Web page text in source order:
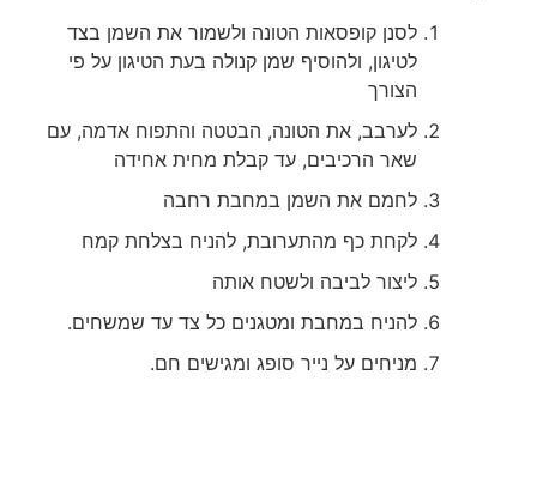
לסנן קופסאות הטונה ולשמור את השמן בצד
לטיגון, ולהוסיף שמן קנולה בעת הטיגון על פי
הצורך
לערבב, את הטונה, הבטטה והתפוח אדמה, עם
שאר הרכיבים, עד קבלת מחית אחידה
לחמם את השמן במחבת רחבה
לקחת כף מהתערובת, להניח בצלחת קמח
ליצור לביבה ולשטח אותה
להניח במחבת ומטגנים כל צד עד שמשחים.
מניחים על נייר סופג ומגישים חם.